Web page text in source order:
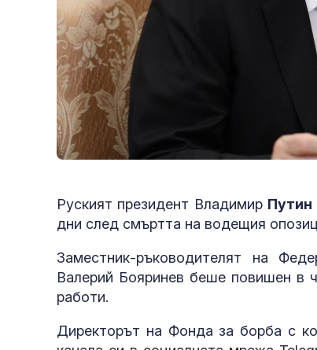
Руският президент Владимир Путин
дни след смъртта на водещия
Заместник-ръководителят на
Валерий Бояринев беше повишен в
работи.
Директорът на Фонда за борба с